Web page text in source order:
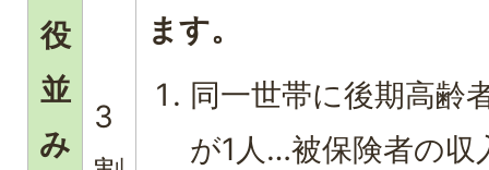
役
並
み
3
ます。
同一世帯に後期高齢
が1人…被保険者の